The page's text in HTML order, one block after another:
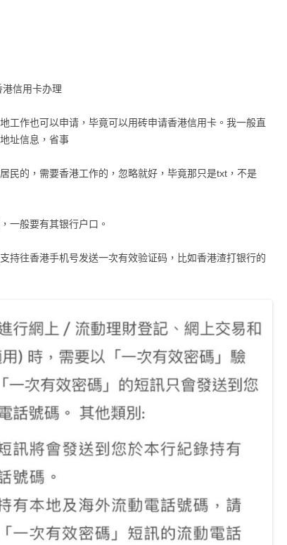
信用卡办理
工作也可以申请，毕竟可以用砖申请香港信用卡。我一般直
址信息，省事
民的，需要香港工作的，忽略就好，毕竟那只是txt，不是
一般要有其银行户口。
持往香港手机号发送一次有效验证码，比如香港渣打银行的